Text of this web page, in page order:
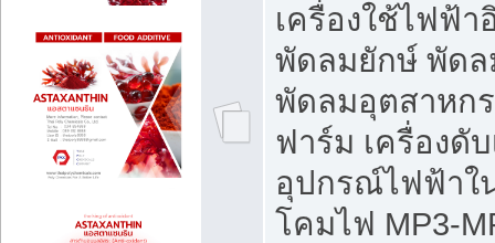
เครื่องใช้ไฟฟ้า
พัดลมยักษ์ พัด
พัดลมอุตสาหก
ฟาร์ม เครื่องดั
อุปกรณ์ไฟฟ้าใ
โคมไฟ MP3-